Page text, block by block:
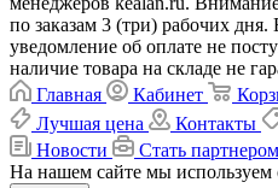
по заказам 3 (три) рабочих
уведомление об оплате не
наличие товара на складе не
Главная
Кабинет
Лучшая цена
Контакты
Новости
Стать партнером
На нашем сайте мы